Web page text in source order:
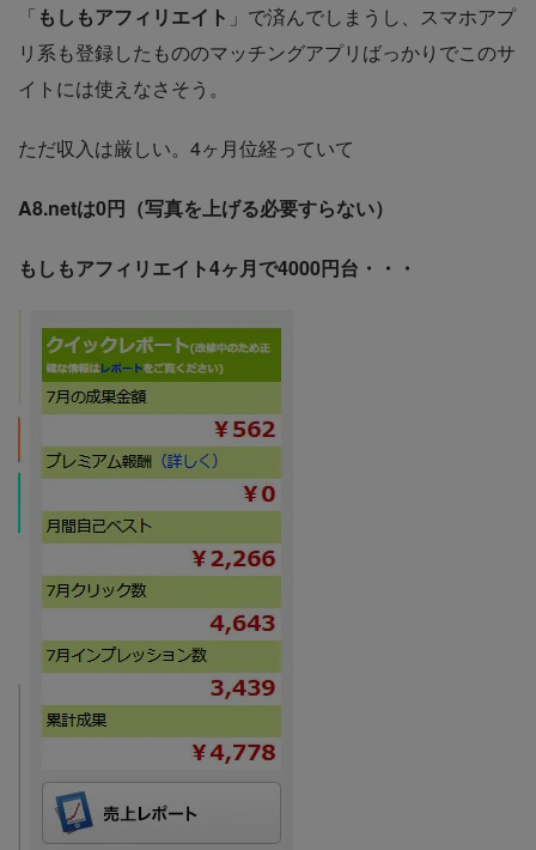
「もしもアフィリエイト 」で済んでしまうし、スマホアプ
リ系も登録したもののマッチングアプリばっかりでこのサ
イトには使えなさそう。
ただ収入は厳しい。4ヶ月位経っていて
A8.netは0円（写真を上げる必要すらない）
もしもアフィリエイト4ヶ月で4000円台・・・